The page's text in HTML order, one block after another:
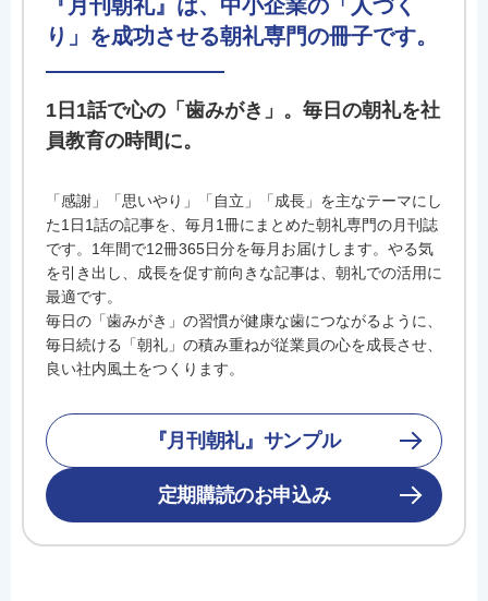
『月刊朝礼』は、中小企業の「人づく
り」を成功させる朝礼専門の冊子です。
1日1話で心の「歯みがき」。毎日の朝礼を社
員教育の時間に。
「感謝」「思いやり」「自立」「成長」を主なテーマにし
た1日1話の記事を、毎月1冊にまとめた朝礼専門の月刊誌
です。1年間で12冊365日分を毎月お届けします。やる気
を引き出し、成長を促す前向きな記事は、朝礼での活用に
最適です。
毎日の「歯みがき」の習慣が健康な歯につながるように、
毎日続ける「朝礼」の積み重ねが従業員の心を成長させ、
良い社内風土をつくります。
『月刊朝礼』サンプル
定期購読のお申込み